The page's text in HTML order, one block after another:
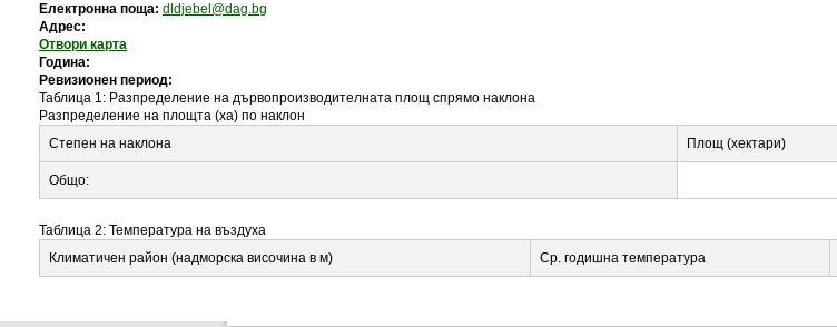
Електронна поща: dldjebel@dag.bg
Адрес:
Отвори карта
Година:
Ревизионен период:
Таблица 1: Разпределение на дървопроизводителната площ спрямо наклона
Разпределение на площта (ха) по наклон
Степен на наклона
Площ (хектари)
Общо:
Таблица 2: Температура на въздуха
Климатичен район (надморска височина в м)
Ср. годишна температура